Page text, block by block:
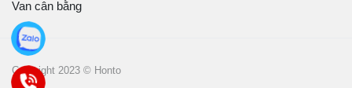
Van cân bằng
Copyright 2023 © Honto